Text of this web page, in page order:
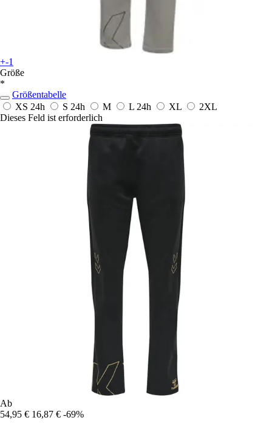
+-1
Größe
*
Größentabelle
XS 24h S 24h M L 24h XL
2XL
Dieses Feld ist erforderlich
Ab
54,95 € 16,87 € -69%